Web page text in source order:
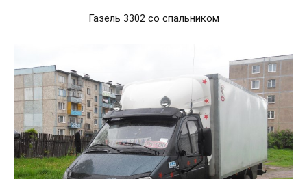
Газель 3302 со спальником